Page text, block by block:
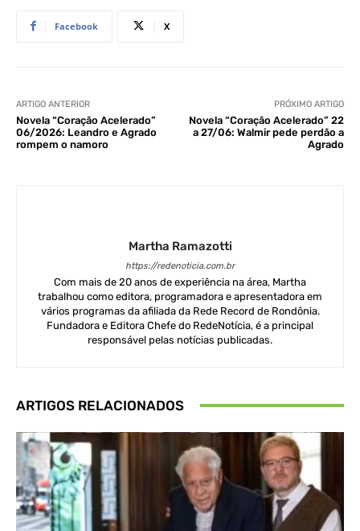
Facebook X
ARTIGO ANTERIOR
Novela “Coração Acelerado”
06/2026: Leandro e Agrado
rompem o namoro
PRÓXIMO ARTIGO
Novela “Coração Acelerado” 22
a 27/06: Walmir pede perdão a
Agrado
Martha Ramazotti
https://redenoticia.com.br
Com mais de 20 anos de experiência na área, Martha
trabalhou como editora, programadora e apresentadora em
vários programas da afiliada da Rede Record de Rondônia.
Fundadora e Editora Chefe do RedeNotícia, é a principal
responsável pelas notícias publicadas.
ARTIGOS RELACIONADOS